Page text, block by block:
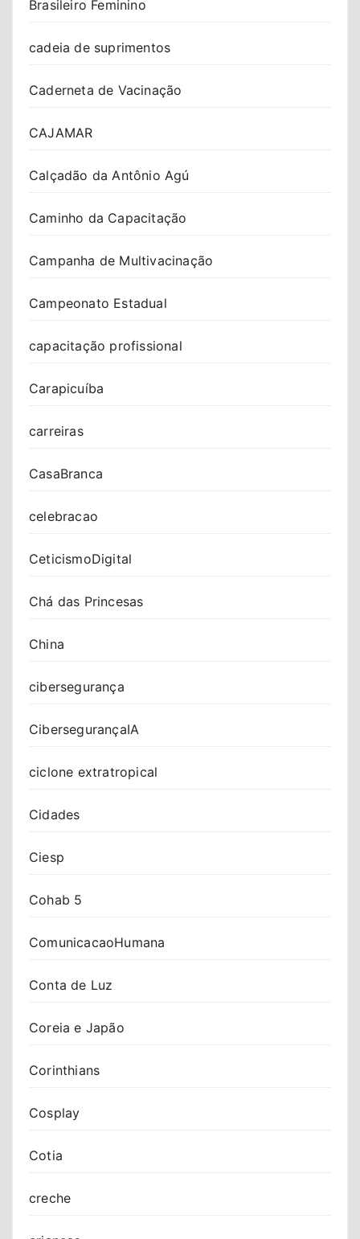
Brasileiro Feminino
cadeia de suprimentos
Caderneta de Vacinação
CAJAMAR
Calçadão da Antônio Agú
Caminho da Capacitação
Campanha de Multivacinação
Campeonato Estadual
capacitação profissional
Carapicuíba
carreiras
CasaBranca
celebracao
CeticismoDigital
Chá das Princesas
China
cibersegurança
CibersegurançaIA
ciclone extratropical
Cidades
Ciesp
Cohab 5
ComunicacaoHumana
Conta de Luz
Coreia e Japão
Corinthians
Cosplay
Cotia
creche